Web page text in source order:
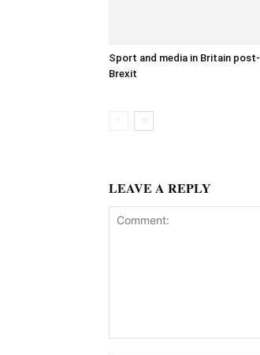
Sport and media in Britain post-
Brexit
LEAVE A REPLY